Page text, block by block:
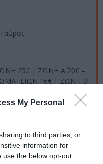
My Personal
to third parties, or
information for
use the below opt-out
25€ | ΖΩΝΗ Α΄ 20€ –
16€ | ΖΩΝΗ Β΄
ΚΑΛΛ. ΣΧΟΛΩΝ 5€
|